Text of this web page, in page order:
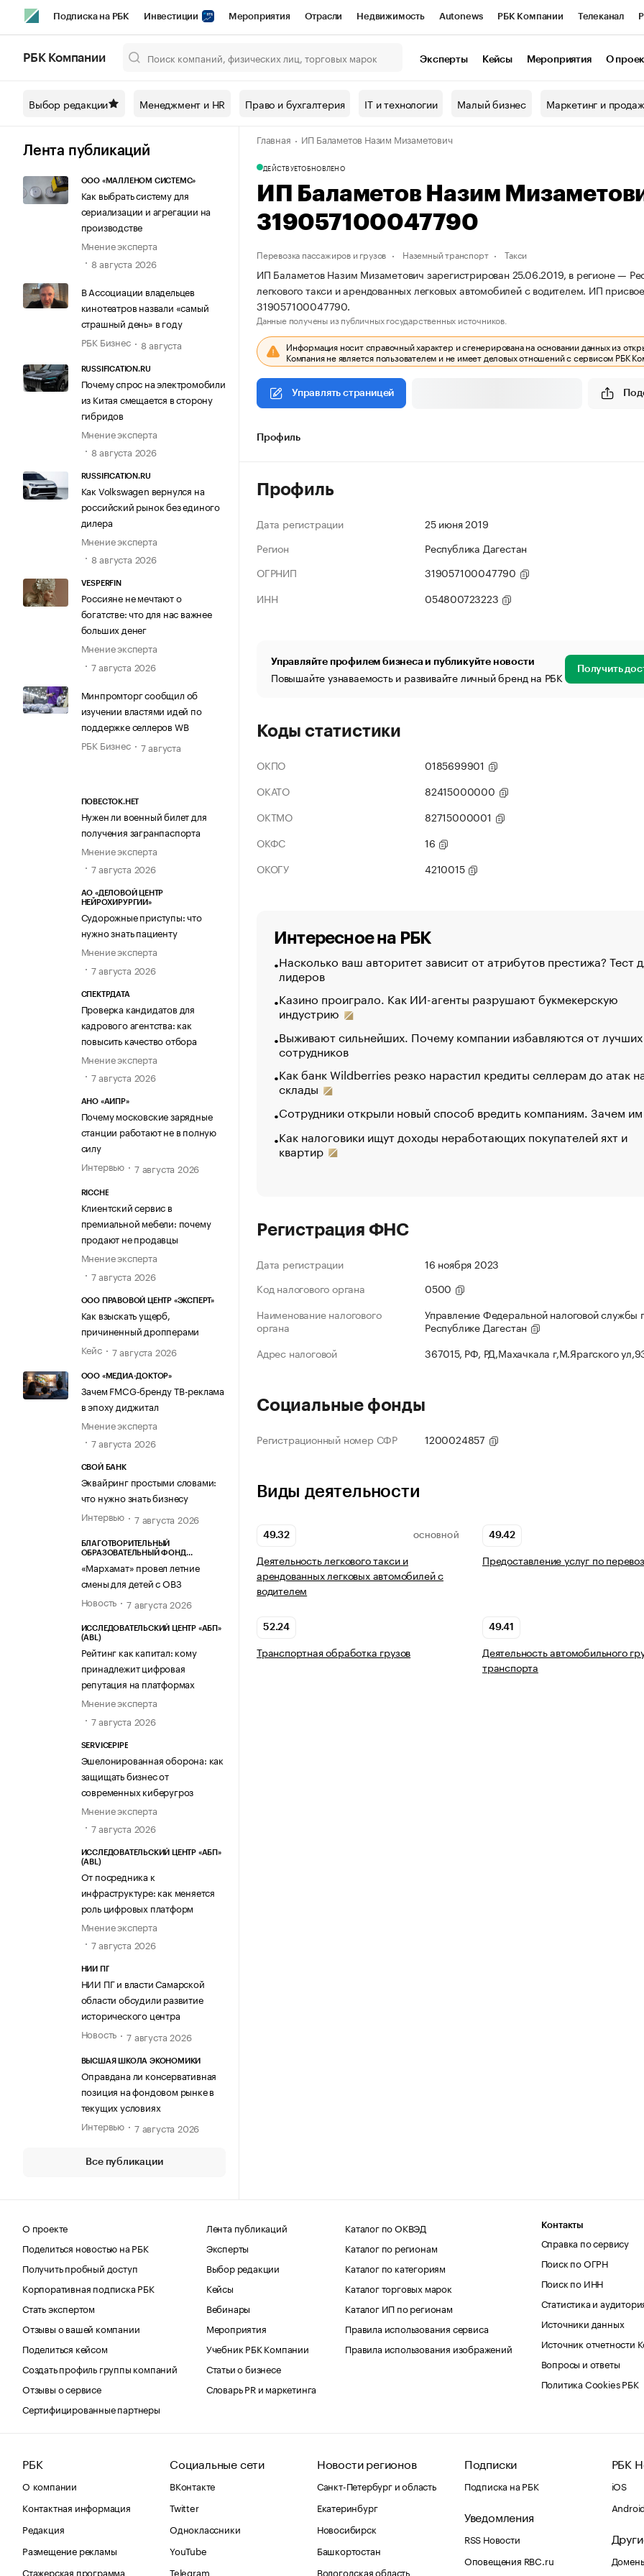
Подписка на РБК Инвестиции Мероприятия Отрасли Недвижимость Autonews РБК Компании Телеканал
Спецпроекты СПб Конференции СПб Спецпроекты Проверка контрагентов
Технологии и медиа Рынок наличной валюты
РБК Компании Эксперты Кейсы Мероприятия О
Выбор редакции Менеджмент и HR Право и бухгалтерия IT и технологии Малый бизнес Маркетинг и
Лента публикаций
ООО «МАЛЛЕНОМ СИСТЕМС»
Как выбрать систему для
сериализации и агрегации на
производстве
Мнение эксперта
8 августа 2026
В Ассоциации владельцев
кинотеатров назвали «самый
страшный день» в году
РБК Бизнес
8 августа
RUSSIFICATION.RU
Почему спрос на электромобили
из Китая смещается в сторону
гибридов
Мнение эксперта
8 августа 2026
RUSSIFICATION.RU
Как Volkswagen вернулся на
российский рынок без единого
дилера
Мнение эксперта
8 августа 2026
VESPERFIN
Россияне не мечтают о
богатстве: что для нас важнее
больших денег
Мнение эксперта
7 августа 2026
Минпромторг сообщил об
изучении властями идей по
поддержке селлеров WB
РБК Бизнес
7 августа
ПОВЕСТОК.НЕТ
Нужен ли военный билет для
получения загранпаспорта
Мнение эксперта
7 августа 2026
АО «ДЕЛОВОЙ ЦЕНТР
НЕЙРОХИРУРГИИ»
Судорожные приступы: что
нужно знать пациенту
Мнение эксперта
7 августа 2026
СПЕКТРДАТА
Проверка кандидатов для
кадрового агентства: как
повысить качество отбора
Мнение эксперта
7 августа 2026
АНО «АИПР»
Почему московские зарядные
станции работают не в полную
силу
Интервью
7 августа 2026
RICCHE
Клиентский сервис в
премиальной мебели: почему
продают не продавцы
Мнение эксперта
7 августа 2026
ООО ПРАВОВОЙ ЦЕНТР «ЭКСПЕРТ»
Как взыскать ущерб,
причиненный дропперами
Кейс
7 августа 2026
ООО «МЕДИА-ДОКТОР»
Зачем FMCG-бренду ТВ-реклама
в эпоху диджитал
Мнение эксперта
7 августа 2026
СВОЙ БАНК
Эквайринг простыми словами:
что нужно знать бизнесу
Интервью
7 августа 2026
БЛАГОТВОРИТЕЛЬНЫЙ
ОБРАЗОВАТЕЛЬНЫЙ ФОНД
«Мархамат» провел летние
смены для детей с ОВЗ
Новость
7 августа 2026
ИССЛЕДОВАТЕЛЬСКИЙ ЦЕНТР «АБП»
(ABL)
Рейтинг как капитал: кому
принадлежит цифровая
репутация на платформах
Мнение эксперта
7 августа 2026
SERVICEPIPE
Эшелонированная оборона: как
защищать бизнес от
современных киберугроз
Мнение эксперта
7 августа 2026
ИССЛЕДОВАТЕЛЬСКИЙ ЦЕНТР «АБП»
(ABL)
От посредника к
инфраструктуре: как меняется
роль цифровых платформ
Мнение эксперта
7 августа 2026
НИИ ПГ
НИИ ПГ и власти Самарской
области обсудили развитие
исторического центра
Новость
7 августа 2026
ВЫСШАЯ ШКОЛА ЭКОНОМИКИ
Оправдана ли консервативная
позиция на фондовом рынке в
текущих условиях
Интервью
7 августа 2026
Все публикации
Главная ИП Баламетов Назим Мизаметович
ДЕЙСТВУЕТОБНОВЛЕНО
ИП Баламетов Назим
319057100047790
Перевозка пассажиров и грузов Наземный транспорт Такси
ИП Баламетов Назим Мизаметович зарегистрирован 25.06.2019, в регионе —
легкового такси и арендованных легковых автомобилей с водителем. ИП
319057100047790.
Данные получены из публичных государственных источников.
Информация носит справочный характер и сгенерирована на основании данных из
Компания не является пользователем и не имеет деловых отношений с сервисом РБК
Управлять страницей
Профиль
Профиль
Дата регистрации
25 июня 2019
Регион
Республика Дагестан
ОГРНИП
319057100047790
ИНН
054800723223
Управляйте профилем бизнеса и публикуйте новости
Повышайте узнаваемость и развивайте личный бренд на РБК Получить
Коды статистики
ОКПО
0185699901
ОКАТО
82415000000
ОКТМО
82715000001
ОКФС
16
ОКОГУ
4210015
Интересное на РБК
Насколько ваш авторитет зависит от атрибутов престижа? Тест
лидеров
Казино проиграло. Как ИИ-агенты разрушают букмекерскую
индустрию
Выживают сильнейших. Почему компании избавляются от лучших
сотрудников
Как банк Wildberries резко нарастил кредиты селлерам до атак
склады
Сотрудники открыли новый способ вредить компаниям. Зачем
Как налоговики ищут доходы неработающих покупателей яхт и
квартир
Регистрация ФНС
Дата регистрации
16 ноября 2023
Код налогового органа
0500
Наименование налогового
органа
Управление Федеральной налоговой службы
Республике Дагестан
Адрес налоговой
367015, РФ, РД,Махачкала г,М.Ярагского
Социальные фонды
Регистрационный номер СФР 1200024857
Виды деятельности
49.32 ОСНОВНОЙ
Деятельность легкового такси и
арендованных легковых автомобилей с
водителем
49.42
Предоставление услуг по
52.24
Транспортная обработка грузов
49.41
Деятельность автомобильного
транспорта
О проекте
Поделиться новостью на РБК
Получить пробный доступ
Корпоративная подписка РБК
Стать экспертом
Отзывы о вашей компании
Поделиться кейсом
Создать профиль группы компаний
Отзывы о сервисе
Сертифицированные партнеры
Лента публикаций
Эксперты
Выбор редакции
Кейсы
Вебинары
Мероприятия
Учебник РБК Компании
Статьи о бизнесе
Словарь PR и маркетинга
Каталог по ОКВЭД
Каталог по регионам
Каталог по категориям
Каталог торговых марок
Каталог ИП по регионам
Правила использования сервиса
Правила использования изображений
Контакты
Справка по сервису
Поиск по ОГРН
Поиск по ИНН
Статистика и
Источники данных
Источник отчетности
Вопросы и ответы
Политика Cookies РБК
РБК
О компании
Контактная информация
Редакция
Размещение рекламы
Стажерская программа
Социальные сети
ВКонтакте
Twitter
Одноклассники
YouTube
Telegram
Новости регионов
Санкт-Петербург и область
Екатеринбург
Новосибирск
Башкортостан
Вологодская область
Подписки
Подписка на РБК
Уведомления
RSS Новости
Оповещения RBC.ru
РБК
iOS